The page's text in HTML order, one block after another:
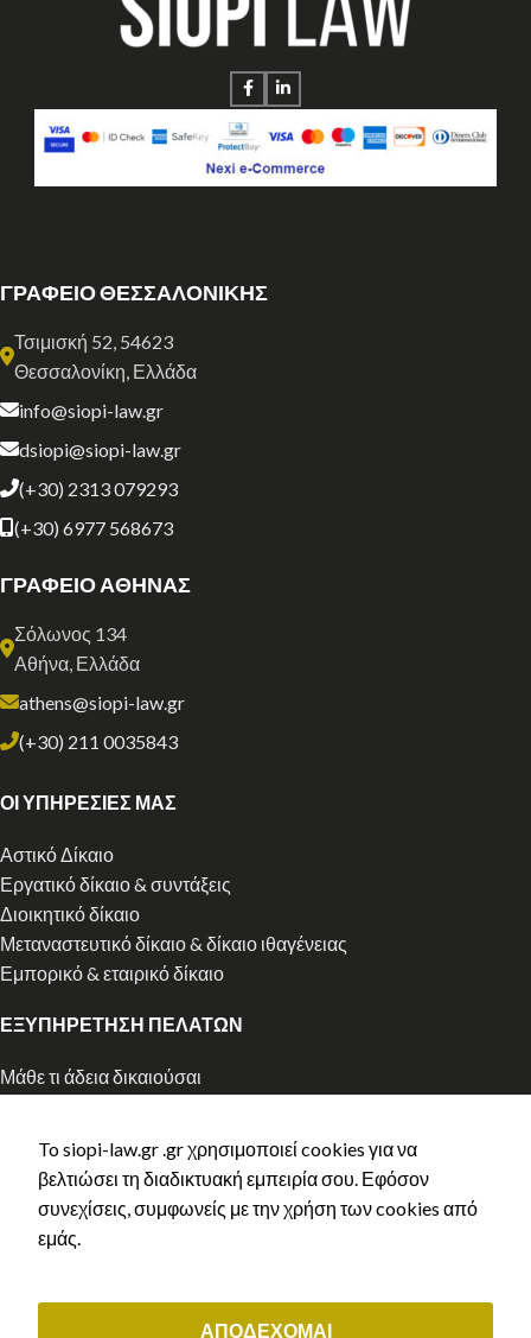
ΓΡΑΦΕΙΟ ΘΕΣΣΑΛΟΝΙΚΗΣ
Τσιμισκή 52, 54623
Θεσσαλονίκη, Ελλάδα
info@siopi-law.gr
dsiopi@siopi-law.gr
(+30) 2313 079293
(+30) 6977 568673
ΓΡΑΦΕΙΟ ΑΘΗΝΑΣ
Σόλωνος 134
Αθήνα, Ελλάδα
athens@siopi-law.gr
(+30) 211 0035843
ΟΙ ΥΠΗΡΕΣΙΕΣ ΜΑΣ
Αστικό Δίκαιο
Εργατικό δίκαιο & συντάξεις
Διοικητικό δίκαιο
Μεταναστευτικό δίκαιο & δίκαιο ιθαγένειας
Εμπορικό & εταιρικό δίκαιο
ΕΞΥΠΗΡΕΤΗΣΗ ΠΕΛΑΤΩΝ
Μάθε τι άδεια δικαιούσαι
Ελληνική Ιθαγένεια
Κλείστε ραντεβού
Τρόποι Πληρωμής
Πολιτική Aπορρήτου
To siopi-law.gr .gr χρησιμοποιεί cookies για να
βελτιώσει τη διαδικτυακή εμπειρία σου. Εφόσον
συνεχίσεις, συμφωνείς με την χρήση των cookies από
εμάς.
ΑΠΟΔΕΧΟΜΑΙ